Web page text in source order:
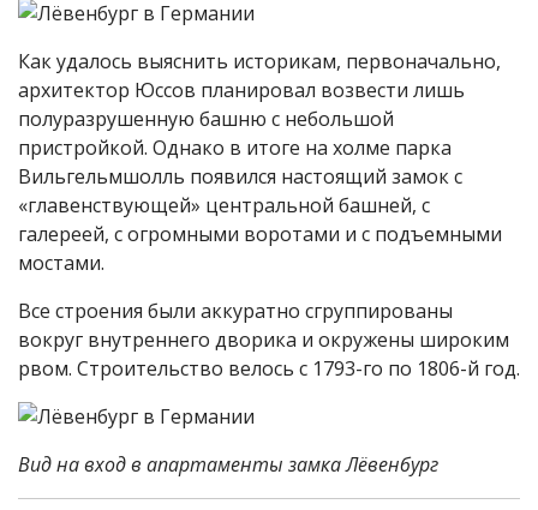
Как удалось выяснить историкам, первоначально,
архитектор Юссов планировал возвести лишь
полуразрушенную башню с небольшой
пристройкой. Однако в итоге на холме парка
Вильгельмшолль появился настоящий замок с
«главенствующей» центральной башней, с
галереей, с огромными воротами и с подъемными
мостами.
Все строения были аккуратно сгруппированы
вокруг внутреннего дворика и окружены широким
рвом. Строительство велось с 1793-го по 1806-й год.
Вид на вход в апартаменты замка Лёвенбург